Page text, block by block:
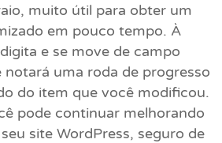
muito útil para obter um
em pouco tempo. À
e se move de campo
notará uma roda de progresso
do item que você modificou.
pode continuar melhorando
site WordPress, seguro de